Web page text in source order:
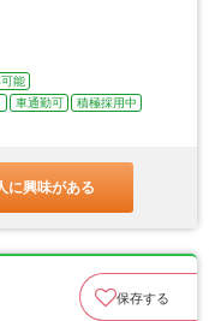
能
車通勤可
積極採用中
に興味がある
保存する